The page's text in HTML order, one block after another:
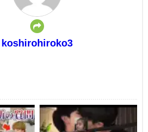
koshirohiroko3